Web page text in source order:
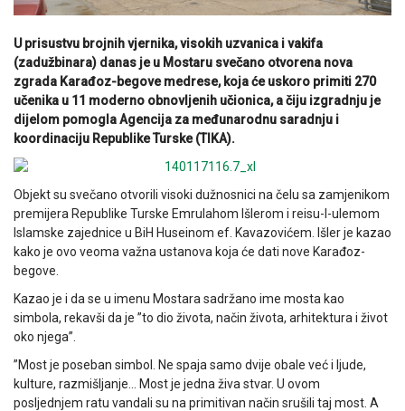
U prisustvu brojnih vjernika, visokih uzvanica i vakifa
(zadužbinara) danas je u Mostaru svečano otvorena nova
zgrada Karađoz-begove medrese, koja će uskoro primiti 270
učenika u 11 moderno obnovljenih učionica, a čiju izgradnju je
dijelom pomogla Agencija za međunarodnu saradnju i
koordinaciju Republike Turske (TIKA).
Objekt su svečano otvorili visoki dužnosnici na čelu sa zamjenikom
premijera Republike Turske Emrulahom Išlerom i reisu-l-ulemom
Islamske zajednice u BiH Huseinom ef. Kavazovićem. Išler je kazao
kako je ovo veoma važna ustanova koja će dati nove Karađoz-
begove.
Kazao je i da se u imenu Mostara sadržano ime mosta kao
simbola, rekavši da je ”to dio života, način života, arhitektura i život
oko njega”.
”Most je poseban simbol. Ne spaja samo dvije obale već i ljude,
kulture, razmišljanje… Most je jedna živa stvar. U ovom
posljednjem ratu vandali su na primitivan način srušili taj most. A